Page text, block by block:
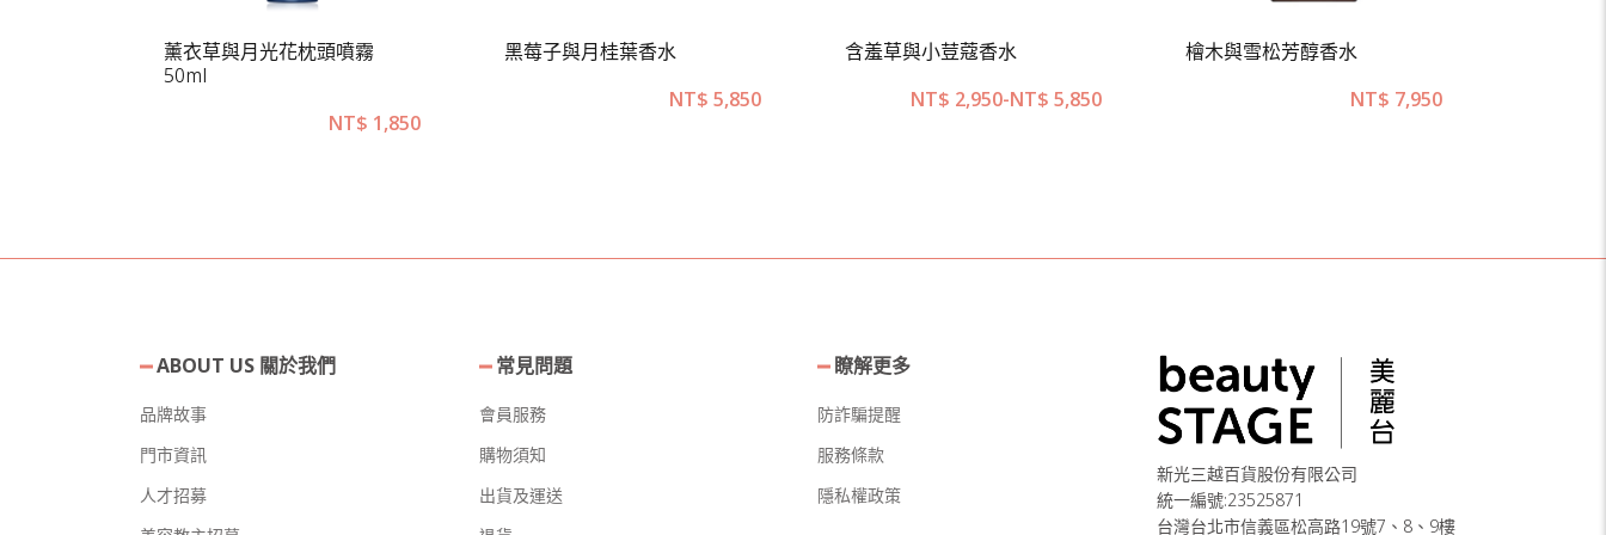
薰衣草與月光花枕頭噴霧
50ml
NT$ 1,850
黑莓子與月桂葉香水
NT$ 5,850
含羞草與小荳蔻香水
NT$ 2,950-NT$ 5,850
檜木與雪松芳醇香水
NT$ 7,950
ABOUT US 關於我們
品牌故事
門市資訊
人才招募
常見問題
會員服務
購物須知
出貨及運送
瞭解更多
防詐騙提醒
服務條款
隱私權政策
新光三越百貨股份有限公司
統一編號:23525871
台灣台北市信義區松高路19號7、8、9樓